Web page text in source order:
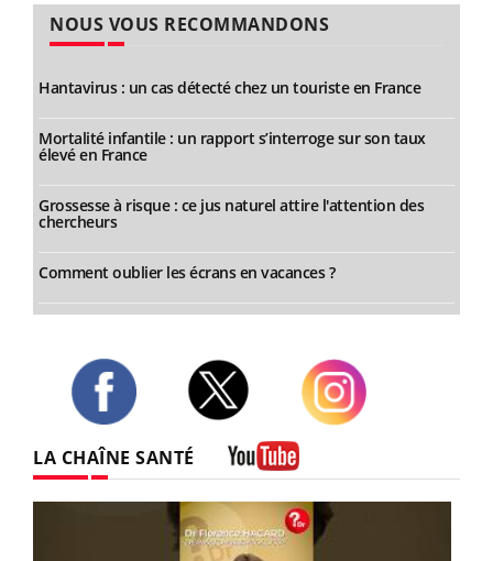
NOUS VOUS RECOMMANDONS
Hantavirus : un cas détecté chez un touriste en France
Mortalité infantile : un rapport s’interroge sur son taux
élevé en France
Grossesse à risque : ce jus naturel attire l'attention des
chercheurs
Comment oublier les écrans en vacances ?
LA CHAÎNE SANTÉ